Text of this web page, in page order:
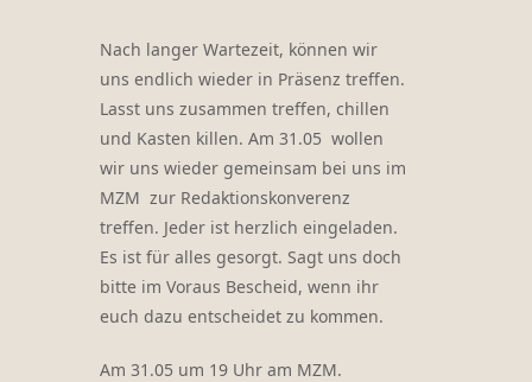
Nach langer Wartezeit, können wir
uns endlich wieder in Präsenz treffen.
Lasst uns zusammen treffen, chillen
und Kasten killen. Am 31.05 wollen
wir uns wieder gemeinsam bei uns im
MZM zur Redaktionskonverenz
treffen. Jeder ist herzlich eingeladen.
Es ist für alles gesorgt. Sagt uns doch
bitte im Voraus Bescheid, wenn ihr
euch dazu entscheidet zu kommen.
Am 31.05 um 19 Uhr am MZM.